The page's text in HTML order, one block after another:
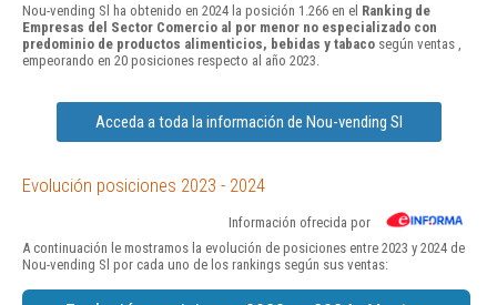
Nou-vending Sl ha obtenido en 2024 la posición 1.266 en el Ranking de
Empresas del Sector Comercio al por menor no especializado con
predominio de productos alimenticios, bebidas y tabaco según ventas ,
empeorando en 20 posiciones respecto al año 2023.
Acceda a toda la información de Nou-vending Sl
Evolución posiciones 2023 - 2024
Información ofrecida por
A continuación le mostramos la evolución de posiciones entre 2023 y 2024 de
Nou-vending Sl por cada uno de los rankings según sus ventas: